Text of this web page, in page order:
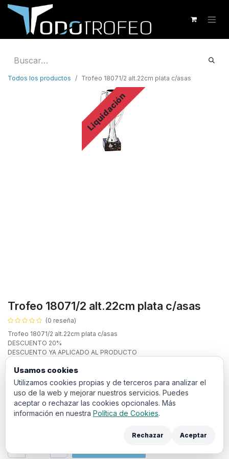
Todos los productos Trofeo 18071/2 alt.22cm plata c/asas
Liquidación
Trofeo 18071/2 alt.22cm plata c/asas
(0 reseña)
Trofeo 18071/2 alt.22cm plata c/asas
DESCUENTO 20%
DESCUENTO YA APLICADO AL PRODUCTO
Texto personalizado:
Usamos cookies
Utilizamos cookies propias y de terceros para analizar el
uso de la web y mejorar nuestros servicios. Puedes
aceptar o rechazar las cookies opcionales. Más
información en nuestra Política de Cookies.
Rechazar Aceptar